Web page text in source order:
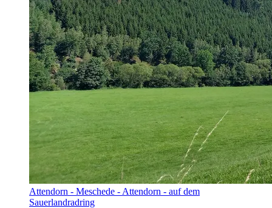
Attendorn - Meschede - Attendorn - auf dem
Sauerlandradring